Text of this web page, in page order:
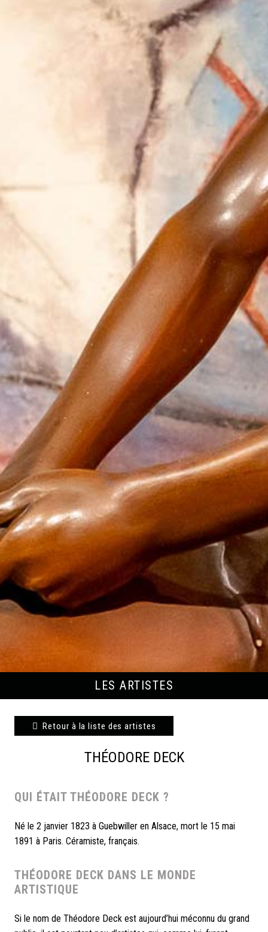
LES ARTISTES
Retour à la liste des artistes
THÉODORE DECK
QUI ÉTAIT THÉODORE DECK ?
Né le 2 janvier 1823 à Guebwiller en Alsace, mort le 15 mai
1891 à Paris. Céramiste, français.
THÉODORE DECK DANS LE MONDE
ARTISTIQUE
Si le nom de Théodore Deck est aujourd’hui méconnu du grand